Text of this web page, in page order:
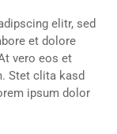
elitr, sed
et dolore
vero eos et
Stet clita kasd
ipsum dolor